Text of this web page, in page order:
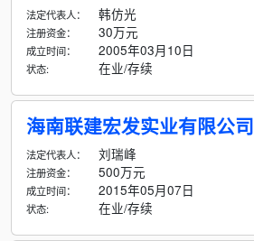
法定代表人： 韩仿光
注册资金： 30万元
成立时间： 2005年03月10日
状态: 在业/存续
海南联建宏发实业有限公司
法定代表人： 刘瑞峰
注册资金： 500万元
成立时间： 2015年05月07日
状态: 在业/存续